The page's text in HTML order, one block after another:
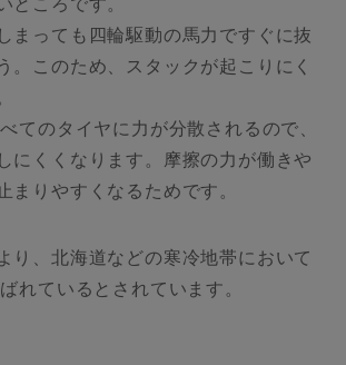
ところです。
まっても四輪駆動の馬力ですぐに抜
。このため、スタックが起こりにく
てのタイヤに力が分散されるので、
にくくなります。摩擦の力が働きや
まりやすくなるためです。
り、北海道などの寒冷地帯において
れているとされています。